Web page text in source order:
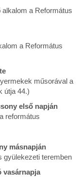
a Református
a Református
műsorával a
útja 44.)
első napján
református
másnapján
gyülekezeti teremben
vasárnapja